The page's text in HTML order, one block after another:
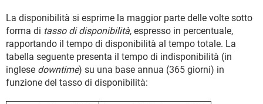
La disponibilità si esprime la maggior parte delle volte sotto
forma di tasso di disponibilità, espresso in percentuale,
rapportando il tempo di disponibilità al tempo totale. La
tabella seguente presenta il tempo di indisponibilità (in
inglese downtime) su una base annua (365 giorni) in
funzione del tasso di disponibilità: